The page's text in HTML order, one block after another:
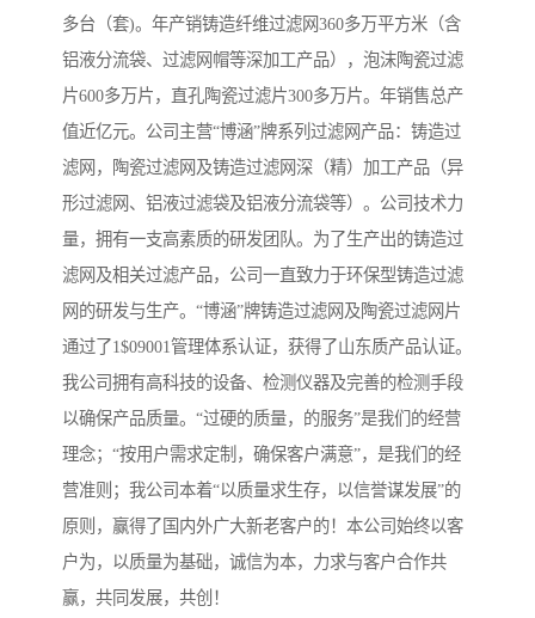
多台（套)。年产销铸造纤维过滤网360多万平方米（含
铝液分流袋、过滤网帽等深加工产品），泡沫陶瓷过滤
片600多万片，直孔陶瓷过滤片300多万片。年销售总产
值近亿元。公司主营“博涵”牌系列过滤网产品：铸造过
滤网，陶瓷过滤网及铸造过滤网深（精）加工产品（异
形过滤网、铝液过滤袋及铝液分流袋等）。公司技术力
量，拥有一支高素质的研发团队。为了生产出的铸造过
滤网及相关过滤产品，公司一直致力于环保型铸造过滤
网的研发与生产。“博涵”牌铸造过滤网及陶瓷过滤网片
通过了1$09001管理体系认证，获得了山东质产品认证。
我公司拥有高科技的设备、检测仪器及完善的检测手段
以确保产品质量。“过硬的质量，的服务”是我们的经营
理念；“按用户需求定制，确保客户满意”，是我们的经
营准则；我公司本着“以质量求生存，以信誉谋发展”的
原则，赢得了国内外广大新老客户的！本公司始终以客
户为，以质量为基础，诚信为本，力求与客户合作共
赢，共同发展，共创！